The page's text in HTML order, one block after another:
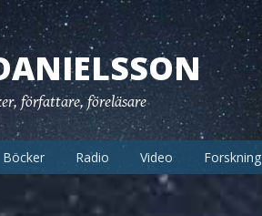
författare, föreläsare
Böcker Radio Video Forskning